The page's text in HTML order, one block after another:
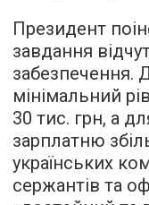
Президент
завдання
забезпечення.
мінімальний
30 тис. грн, а
зарплатню
українських
сержантів та